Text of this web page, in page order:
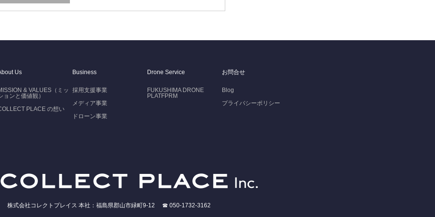
Us
& VALUES（ミッ
ョンと価値観）
PLACE の想い
Business
採用支援事業
メディア事業
ドローン事業
Drone Service
FUKUSHIMA DRONE
PLATFPRM
お問合せ
Blog
プライバシーポリシー
株式会社コレクトプレイス 本社：福島県郡山市緑町9-12 ☎ 050-1732-3162